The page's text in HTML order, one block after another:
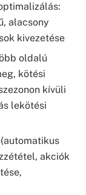
alacsony
kivezetése
oldalú
kötési
kívüli
lekötési
akciók